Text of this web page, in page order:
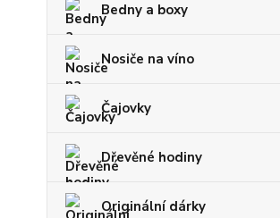
Bedny a boxy
Nosiče na víno
Čajovky
Dřevěné hodiny
Originální dárky